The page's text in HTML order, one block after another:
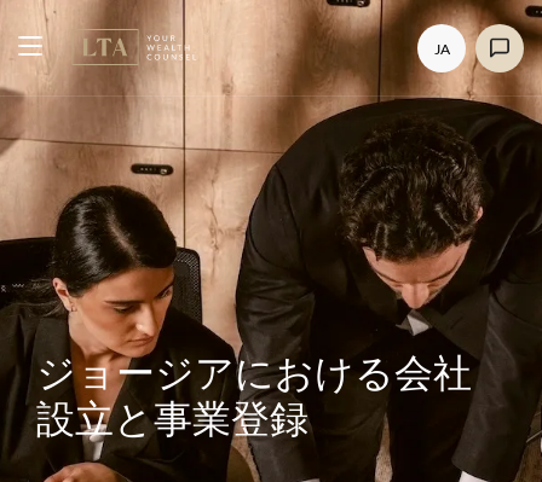
JA
ジョージアにおける会社
設立と事業登録